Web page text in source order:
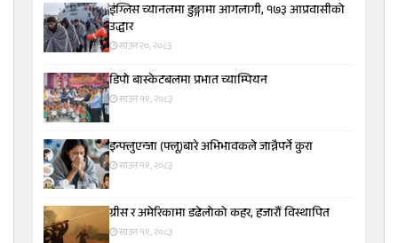
इंग्लिस च्यानलमा डुङ्गामा आगलागी, १७३ आप्रवासीको
उद्धार
साउन २०, २०८३
डिपो बास्केटबलमा प्रभात च्याम्पियन
साउन १९, २०८३
इन्फ्लुएन्जा (फ्लू)बारे अभिभावकले जान्नैपर्ने कुरा
साउन १९, २०८३
ग्रीस र अमेरिकामा डढेलोको कहर, हजारौं विस्थापित
साउन १९, २०८३